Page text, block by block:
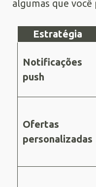
algumas que
Estratégia
Notificações
push
Ofertas
personalizadas